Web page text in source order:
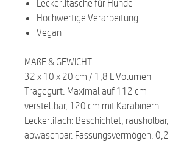
Leckerlitasche für Hunde
Hochwertige Verarbeitung
Vegan
MAßE & GEWICHT
32 x 10 x 20 cm / 1,8 L Volumen
Tragegurt: Maximal auf 112 cm
verstellbar, 120 cm mit Karabinern
Leckerlifach: Beschichtet, rausholbar,
abwaschbar. Fassungsvermögen: 0,2